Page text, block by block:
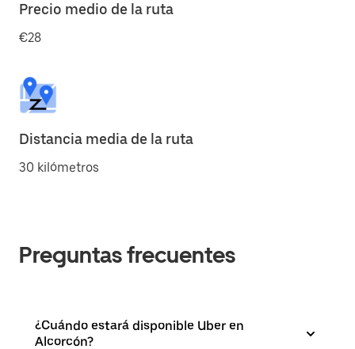
Precio medio de la ruta
€28
Distancia media de la ruta
30 kilómetros
Preguntas frecuentes
¿Cuándo estará disponible Uber en
Alcorcón?